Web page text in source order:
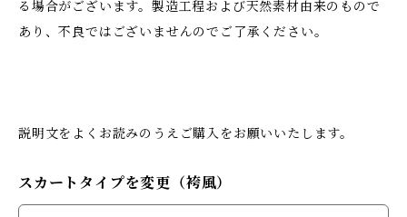
る場合がございます。製造工程および天然素材由来のもので
あり、不良ではございませんのでご了承ください。
説明文をよくお読みのうえご購入をお願いいたします。
スカートタイプを変更（袴風）